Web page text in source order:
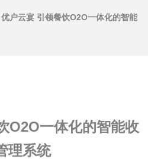
优户云宴 引领餐饮O2O一体化的智能
O2O一体化的智能收
理系统